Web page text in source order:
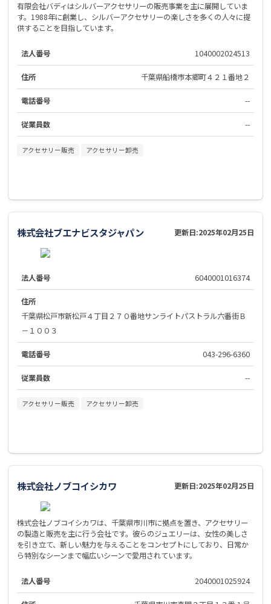
有限会社バディはシルバーアクセサリーの販売事業を主に展開していま
す。1988年に創業し、シルバーアクセサリーの楽しさを多くの人々に提
供することを目指しています。
法人番号 1040002024513
住所 千葉県船橋市本郷町４２１番地２
電話番号 --
従業員数 --
アクセサリー販売 アクセサリー卸売
株式会社ブエナビスタジャパン 更新日:2025年02月25日
法人番号 6040001016374
住所
千葉県松戸市新松戸４丁目２７０番地サンライトパストラル六番街Ｂ
－１００３
電話番号 043-296-6360
従業員数 --
アクセサリー販売 アクセサリー卸売
株式会社ノブコイシカワ 更新日:2025年02月25日
株式会社ノブコイシカワは、千葉県市川市に拠点を置き、アクセサリー
の製造と販売を主に行う会社です。彼らのジュエリーは、女性の美しさ
を引き立て、新しい魅力を与えることをコンセプトにしており、日常か
ら特別なシーンまで幅広いシーンで愛用されています。
法人番号 2040001025924